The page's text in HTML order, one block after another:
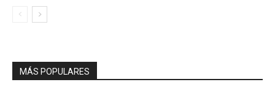
MÁS POPULARES